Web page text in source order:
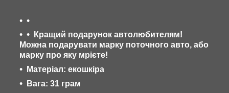
Кращий подарунок автолюбителям!
Можна подарувати марку поточного авто, або
марку про яку мрієте!
Матеріал: екошкіра
Вага: 31 грам